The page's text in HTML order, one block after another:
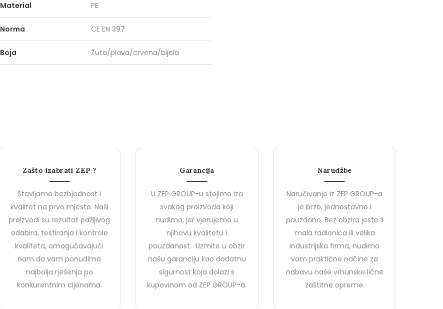
Material PE
Norma CE EN 397
Boja Žuta/plava/crvena/bijela
Zašto izabrati ZEP ?
Stavljamo bezbjednost i
kvalitet na prvo mjesto. Naši
proizvodi su rezultat pažljivog
odabira, testiranja i kontrole
kvaliteta, omogućavajući
nam da vam ponudimo
najbolja rješenja po
konkurentnim cijenama.
Garancija
U ZEP GROUP-u stojimo iza
svakog proizvoda koji
nudimo, jer vjerujemo u
njihovu kvalitetu i
pouzdanost. Uzmite u obzir
našu garanciju kao dodatnu
sigurnost koja dolazi s
kupovinom od ZEP GROUP-a.
Narudžbe
Naručivanje iz ZEP GROUP-a
je brzo, jednostavno i
pouzdano. Bez obzira jeste li
mala radionica ili velika
industrijska firma, nudimo
vam praktične načine za
nabavu naše vrhunske lične
zaštitne opreme.